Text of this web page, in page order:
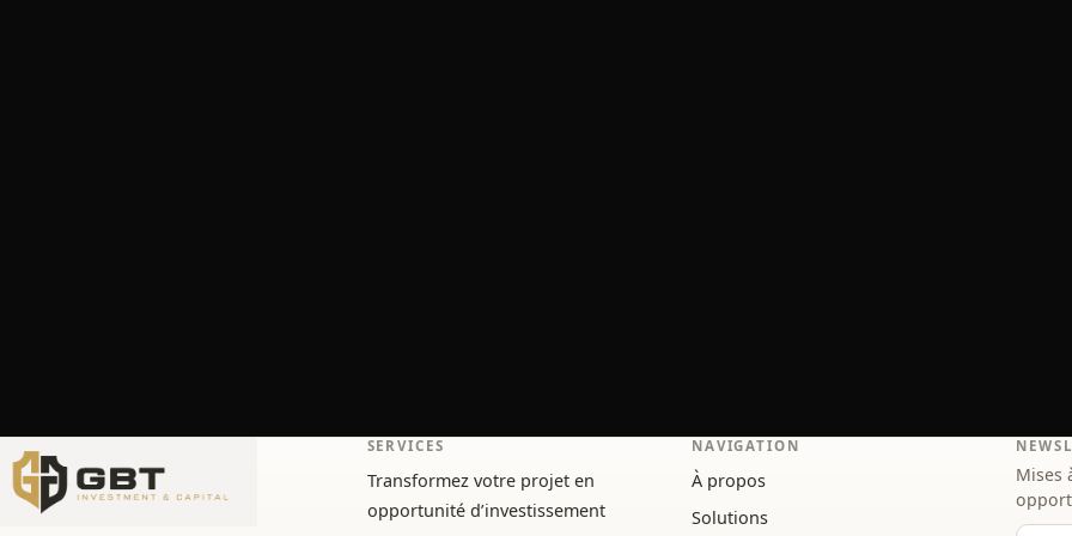
SERVICES
Transformez votre projet en
opportunité d’investissement
NAVIGATION
À propos
Solutions
Mises